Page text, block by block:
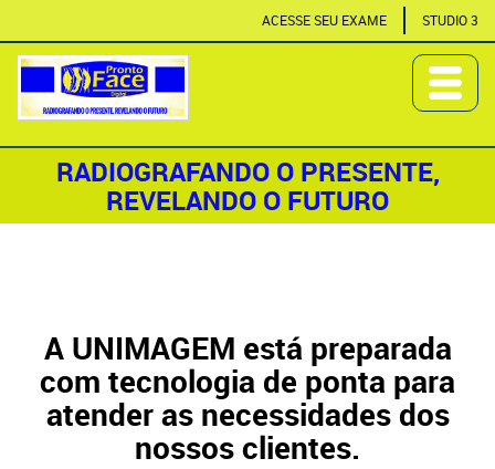
ACESSE SEU EXAME STUDIO 3
RADIOGRAFANDO O PRESENTE,
REVELANDO O FUTURO
A UNIMAGEM está preparada
com tecnologia de ponta para
atender as necessidades dos
nossos clientes.